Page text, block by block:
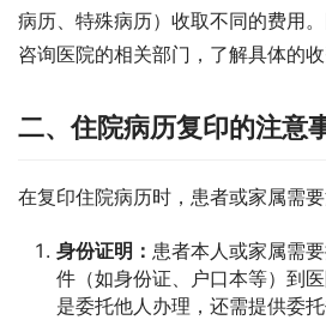
病历、特殊病历）收取不同的费用
咨询医院的相关部门，了解具体的收
二、住院病历复印的注意
在复印住院病历时，患者或家属需要
身份证明： 患者本人或家属需
件（如身份证、户口本等）到
是委托他人办理，还需提供委